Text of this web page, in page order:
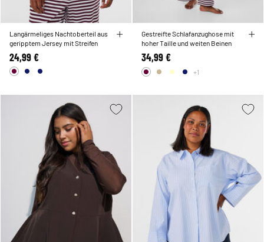
Langärmeliges Nachtoberteil aus
geripptem Jersey mit Streifen
24,99 €
Gestreifte Schlafanzughose mit
hoher Taille und weiten Beinen
34,99 €
+1